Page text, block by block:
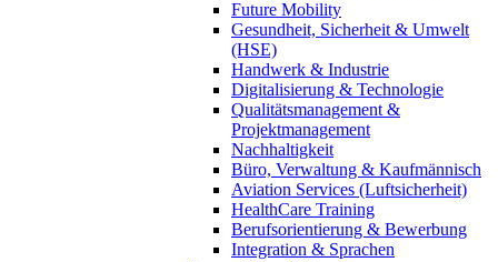
Future Mobility
Gesundheit, Sicherheit & Umwelt
(HSE)
Handwerk & Industrie
Digitalisierung & Technologie
Qualitätsmanagement &
Projektmanagement
Nachhaltigkeit
Büro, Verwaltung & Kaufmännisch
Aviation Services (Luftsicherheit)
HealthCare Training
Berufsorientierung & Bewerbung
Integration & Sprachen